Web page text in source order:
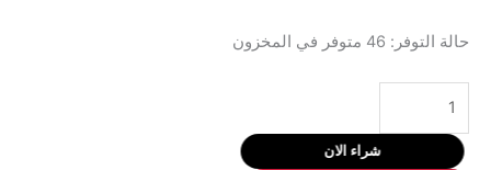
حالة التوفر: 46 متوفر في المخزون
بنسة
ببوزالكترونياتشراء الان